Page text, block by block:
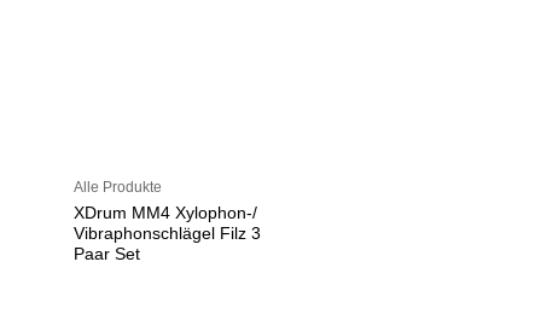
Alle Produkte
XDrum MM4 Xylophon-/
Vibraphonschlägel Filz 3
Paar Set